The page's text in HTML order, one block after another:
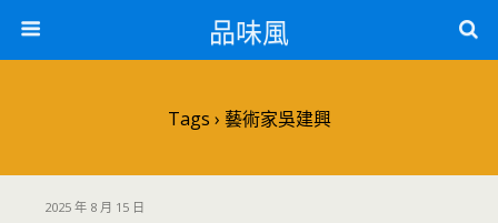
品味風
Tags › 藝術家吳建興
2025 年 8 月 15 日